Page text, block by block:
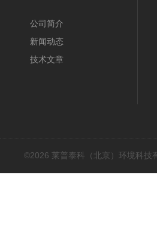
公司简介
新闻动态
技术文章
©2026 莱普泰科（北京）环境科